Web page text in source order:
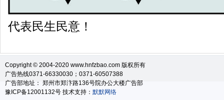
代表民生民意！
Copyright © 2004-2020 www.hnfzbao.com 版权所有
广告热线0371-66330030；0371-60507388
广告部地址： 郑州市郑汴路136号院办公大楼广告部
豫ICP备12001132号 技术支持： 默默网络